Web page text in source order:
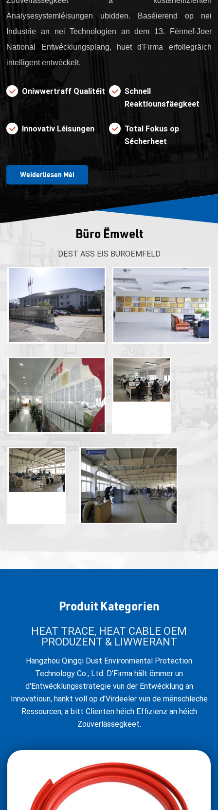
Analysesystemléisungen ubidden. Baséierend op nei
Industrie an nei Technologien an dem 13. Fënnef-Joer
National Entwécklungsplang, huet d'Firma erfollegräich
intelligent entwéckelt,
Oniwwertraff Qualitéit
Schnell
Reaktiounsfäegkeet
Innovativ Léisungen
Total Fokus op
Sécherheet
Weiderliesen Méi
Büro Ëmwelt
DËST ASS EIS BÜROËMFELD
Produit Kategorien
HEAT TRACE, HEAT CABLE OEM
PRODUZENT & LIWWERANT
Hangzhou Qingqi Dust Environmental Protection
Technology Co., Ltd. D'Firma hält ëmmer un
d'Entwécklungsstrategie vun der Entwécklung an
Innovatioun, hänkt voll op d'Virdeeler vun de mënschleche
Ressourcen, a bitt Clienten héich Effizienz an héich
Zouverlässegkeet.